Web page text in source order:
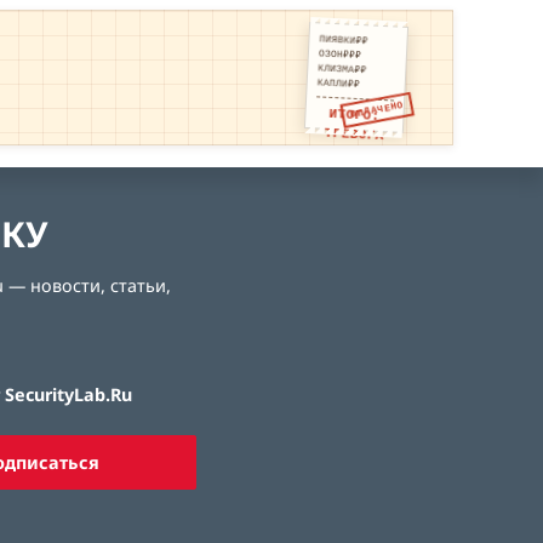
ПИЯВКИ₽₽
ОЗОН₽₽₽
КЛИЗМА₽₽
КАПЛИ₽₽
ИТОГО:
ТРЕВОГА
ОПЛАЧЕНО
новости, статьи,